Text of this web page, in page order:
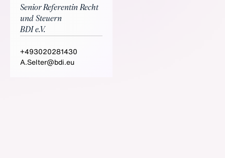
Senior Referentin Recht
und Steuern
BDI e.V.
+493020281430
A.Selter@bdi.eu